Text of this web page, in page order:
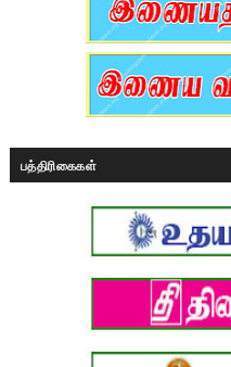
பத்திரிகைகள்